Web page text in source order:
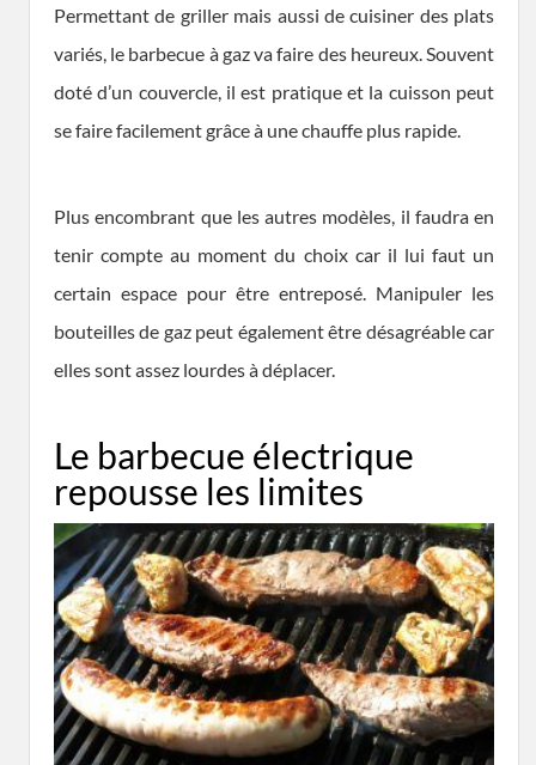
Permettant de griller mais aussi de cuisiner des plats
variés, le barbecue à gaz va faire des heureux. Souvent
doté d’un couvercle, il est pratique et la cuisson peut
se faire facilement grâce à une chauffe plus rapide.
Plus encombrant que les autres modèles, il faudra en
tenir compte au moment du choix car il lui faut un
certain espace pour être entreposé. Manipuler les
bouteilles de gaz peut également être désagréable car
elles sont assez lourdes à déplacer.
Le barbecue électrique
repousse les limites